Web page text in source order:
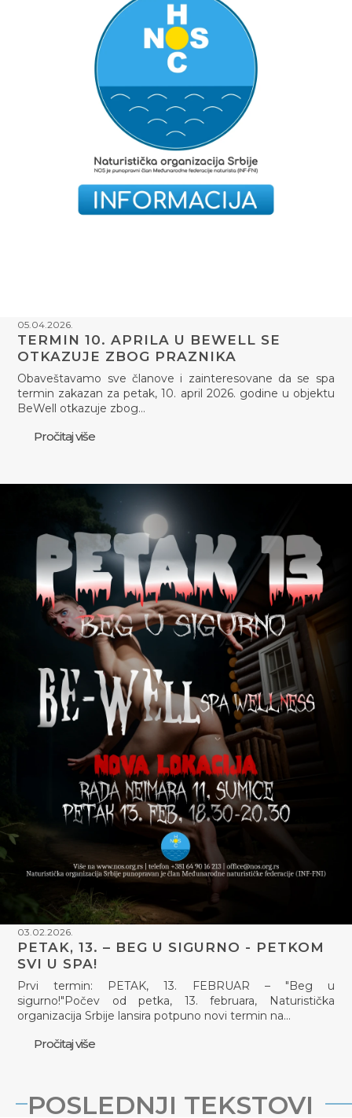
05.04.2026.
TERMIN 10. APRILA U BEWELL SE
OTKAZUJE ZBOG PRAZNIKA
Obaveštavamo sve članove i zainteresovane da se spa
termin zakazan za petak, 10. april 2026. godine u objektu
BeWell otkazuje zbog…
Pročitaj više
03.02.2026.
PETAK, 13. – BEG U SIGURNO - PETKOM
SVI U SPA!
Prvi termin: PETAK, 13. FEBRUAR – "Beg u
sigurno!"Počev od petka, 13. februara, Naturistička
organizacija Srbije lansira potpuno novi termin na…
Pročitaj više
POSLEDNJI TEKSTOVI